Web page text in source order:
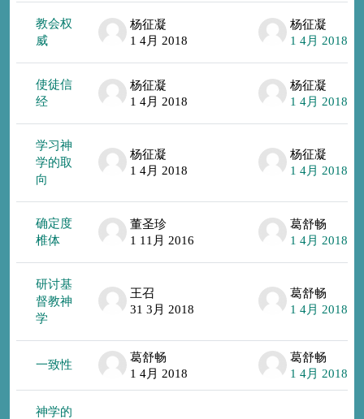
教会权
威
杨征凝
1 4月 2018
杨征凝
1 4月 2018
使徒信
经
杨征凝
1 4月 2018
杨征凝
1 4月 2018
学习神
学的取
向
杨征凝
1 4月 2018
杨征凝
1 4月 2018
确定度
椎体
董圣珍
1 11月 2016
葛舒畅
1 4月 2018
研讨基
督教神
学
王召
31 3月 2018
葛舒畅
1 4月 2018
一致性
葛舒畅
1 4月 2018
葛舒畅
1 4月 2018
神学的